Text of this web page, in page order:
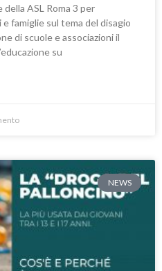
ASL Roma 3 per
famiglie sul tema del disagio
di scuole e associazioni il
su
NEWS